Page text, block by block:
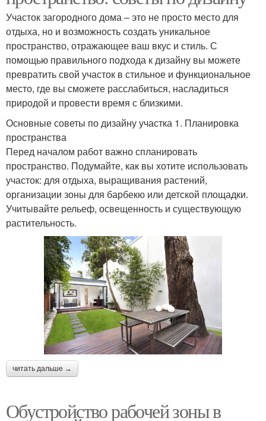
Участок загородного дома – это не просто место для
отдыха, но и возможность создать уникальное
пространство, отражающее ваш вкус и стиль. С
помощью правильного подхода к дизайну вы можете
превратить свой участок в стильное и функциональное
место, где вы сможете расслабиться, насладиться
природой и провести время с близкими.
Основные советы по дизайну участка 1. Планировка
пространства
Перед началом работ важно спланировать
пространство. Подумайте, как вы хотите использовать
участок: для отдыха, выращивания растений,
организации зоны для барбекю или детской площадки.
Учитывайте рельеф, освещенность и существующую
растительность.
читать дальше →
Обустройство рабочей зоны в